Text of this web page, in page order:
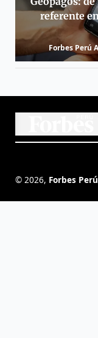
referente
Forbes Perú
© 2026, Forbes Perú